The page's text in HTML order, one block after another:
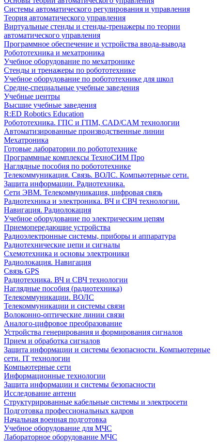
Системы автоматического регулирования и управления
Теория автоматического управления
Виртуальные стенды и стенды-тренажеры по теории
автоматического управления
Программное обеспечение и устройства ввода-вывода
Робототехника и мехатроника
Учебное оборудование по мехатронике
Стенды и тренажеры по робототехнике
Учебное оборудование по робототехнике для школ
Средне-специальные учебные заведения
Учебные центры
Высшие учебные заведения
R:ED Robotics Education
Робототехника. ГПС и ГПМ, CAD/CAM технологии
Автоматизированные производственные линии
Мехатроника
Готовые лаборатории по робототехнике
Программные комплексы ТехноСИМ Про
Наглядные пособия по робототехнике
Телекоммуникация. Связь. ВОЛС. Компьютерные сети.
Защита информации. Радиотехника.
Сети ЭВМ. Телекоммуникация, цифровая связь
Радиотехника и электроника. ВЧ и СВЧ технологии.
Навигация. Радиолокация
Учебное оборудование по электрическим цепям
Приемопередающие устройства
Радиоэлектронные системы, приборы и аппаратура
Радиотехнические цепи и сигналы
Схемотехника и основы электроники
Радиолокация. Навигация
Связь GPS
Радиотехника. ВЧ и СВЧ технологии
Наглядные пособия (радиотехника)
Телекоммуникации. ВОЛС
Телекоммуникации и системы связи
Волоконно-оптические линии связи
Аналого-цифровое преобразование
Устройства генерирования и формирования сигналов
Прием и обработка сигналов
Защита информации и системы безопасности. Компьютерные
сети. IT технологии
Компьютерные сети
Информационные технологии
Защита информации и системы безопасности
Исследование антенн
Структурированные кабельные системы и электросети
Подготовка профессиональных кадров
Начальная военная подготовка
Учебное оборудование для МЧС
Лабораторное оборудование МЧС